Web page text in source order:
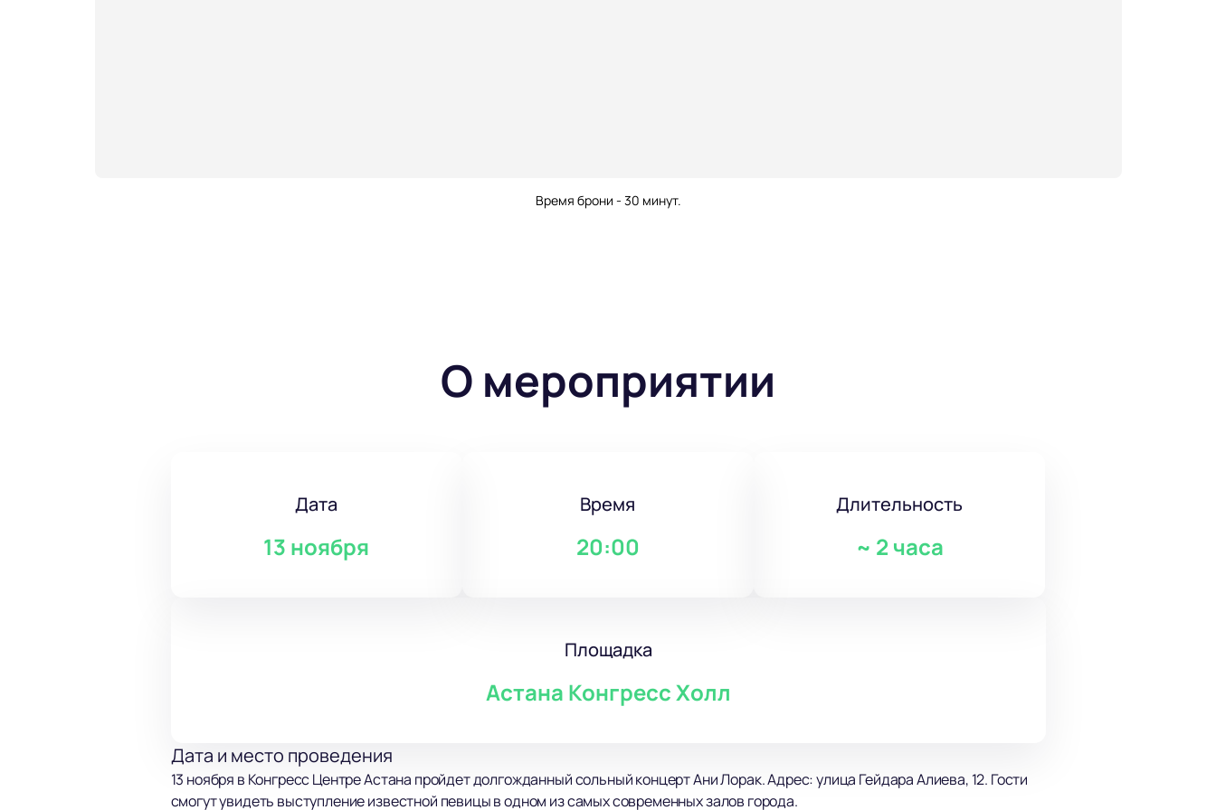
Время брони - 30 минут.
О мероприятии
Дата
13 ноября
Время
20:00
Длительность
~ 2 часа
Площадка
Астана Конгресс Холл
Дата и место проведения
13 ноября в Конгресс Центре Астана пройдет долгожданный сольный концерт Ани Лорак. Адрес: улица Гейдара Алиева, 12. Гости
смогут увидеть выступление известной певицы в одном из самых современных залов города.